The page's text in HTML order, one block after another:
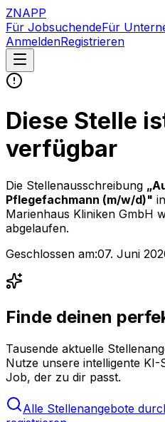
ZNAPP
Für JobsuchendeFür
AnmeldenRegistrieren
Diese Stelle
verfügbar
Die Stellenausschreibung „
Pflegefachmann (m/w/d)"
Marienhaus Kliniken GmbH
abgelaufen.
Geschlossen am:07. Juni
Finde deinen
Tausende aktuelle
Nutze unsere intelligente
Job, der zu dir passt.
Alle Stellenangebote